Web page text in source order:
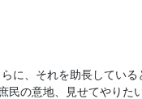
に、それを助長している
民の意地、見せてやりた